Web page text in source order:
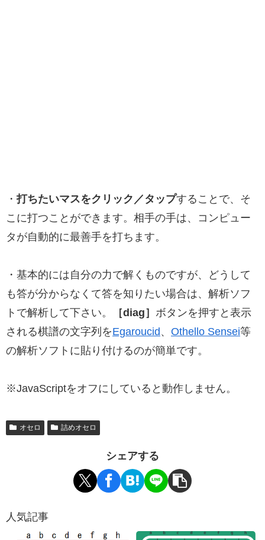
・打ちたいマスをクリック／タップすることで、そ
こに打つことができます。相手の手は、コンピュー
タが自動的に最善手を打ちます。
・基本的には自分の力で解くものですが、どうして
も答が分からなくて答を知りたい場合は、解析ソフ
トで解析して下さい。
［diag］ ボタンを押すと表示
される棋譜の文字列をEgaroucid、 Othello Sensei等
の解析ソフトに貼り付けるのが簡単です。
※JavaScriptをオフにしていると動作しません。
オセロ 詰めオセロ
シェアする
人気記事